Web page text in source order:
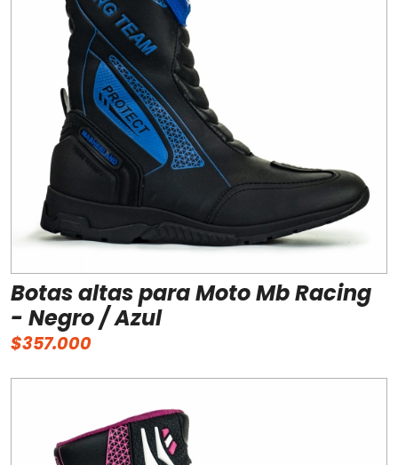
Botas altas para Moto Mb Racing
- Negro / Azul
$357.000